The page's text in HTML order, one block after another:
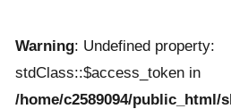
Warning: Undefined property:
stdClass::$access_token in
/home/c2589094/public_html/